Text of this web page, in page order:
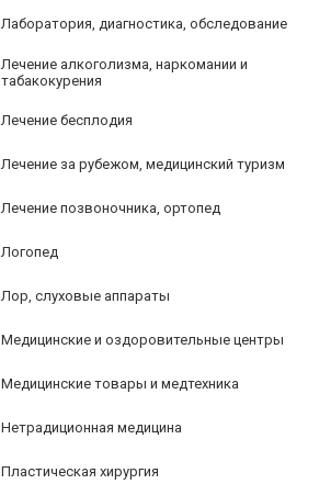
Лаборатория, диагностика, обследование
Лечение алкоголизма, наркомании и
табакокурения
Лечение бесплодия
Лечение за рубежом, медицинский туризм
Лечение позвоночника, ортопед
Логопед
Лор, слуховые аппараты
Медицинские и оздоровительные центры
Медицинские товары и медтехника
Нетрадиционная медицина
Пластическая хирургия